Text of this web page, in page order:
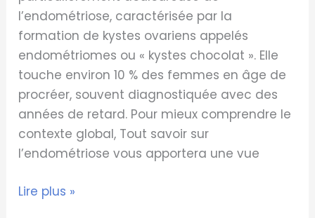
l’endométriose, caractérisée par la
formation de kystes ovariens appelés
endométriomes ou « kystes chocolat ». Elle
touche environ 10 % des femmes en âge de
procréer, souvent diagnostiquée avec des
années de retard. Pour mieux comprendre le
contexte global, Tout savoir sur
l’endométriose vous apportera une vue
Lire plus »